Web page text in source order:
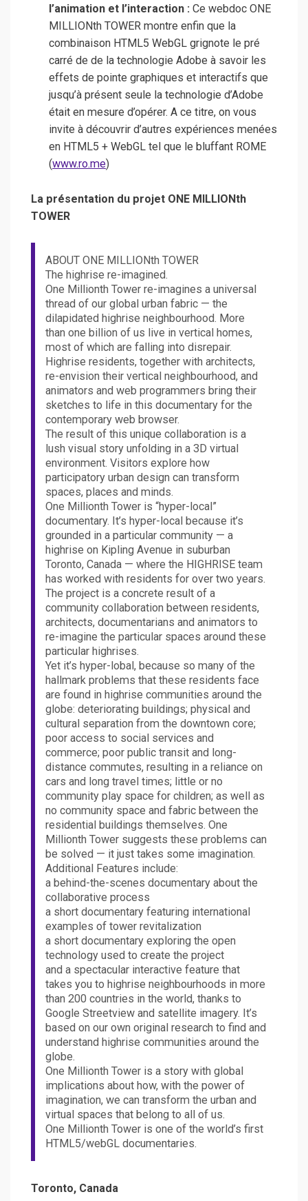
l’animation et l’interaction : Ce webdoc ONE
MILLIONth TOWER montre enfin que la
combinaison HTML5 WebGL grignote le pré
carré de de la technologie Adobe à savoir les
effets de pointe graphiques et interactifs que
jusqu’à présent seule la technologie d’Adobe
était en mesure d’opérer. A ce titre, on vous
invite à découvrir d’autres expériences menées
en HTML5 + WebGL tel que le bluffant ROME
(www.ro.me)
La présentation du projet ONE MILLIONth
TOWER
ABOUT ONE MILLIONth TOWER
The highrise re-imagined.
One Millionth Tower re-imagines a universal
thread of our global urban fabric — the
dilapidated highrise neighbourhood. More
than one billion of us live in vertical homes,
most of which are falling into disrepair.
Highrise residents, together with architects,
re-envision their vertical neighbourhood, and
animators and web programmers bring their
sketches to life in this documentary for the
contemporary web browser.
The result of this unique collaboration is a
lush visual story unfolding in a 3D virtual
environment. Visitors explore how
participatory urban design can transform
spaces, places and minds.
One Millionth Tower is “hyper-local”
documentary. It’s hyper-local because it’s
grounded in a particular community — a
highrise on Kipling Avenue in suburban
Toronto, Canada — where the HIGHRISE team
has worked with residents for over two years.
The project is a concrete result of a
community collaboration between residents,
architects, documentarians and animators to
re-imagine the particular spaces around these
particular highrises.
Yet it’s hyper-lobal, because so many of the
hallmark problems that these residents face
are found in highrise communities around the
globe: deteriorating buildings; physical and
cultural separation from the downtown core;
poor access to social services and
commerce; poor public transit and long-
distance commutes, resulting in a reliance on
cars and long travel times; little or no
community play space for children; as well as
no community space and fabric between the
residential buildings themselves. One
Millionth Tower suggests these problems can
be solved — it just takes some imagination.
Additional Features include:
a behind-the-scenes documentary about the
collaborative process
a short documentary featuring international
examples of tower revitalization
a short documentary exploring the open
technology used to create the project
and a spectacular interactive feature that
takes you to highrise neighbourhoods in more
than 200 countries in the world, thanks to
Google Streetview and satellite imagery. It’s
based on our own original research to find and
understand highrise communities around the
globe.
One Millionth Tower is a story with global
implications about how, with the power of
imagination, we can transform the urban and
virtual spaces that belong to all of us.
One Millionth Tower is one of the world’s first
HTML5/webGL documentaries.
Toronto, Canada